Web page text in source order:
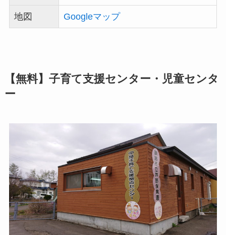
地図 Googleマップ
【無料】子育て支援センター・児童センタ
ー